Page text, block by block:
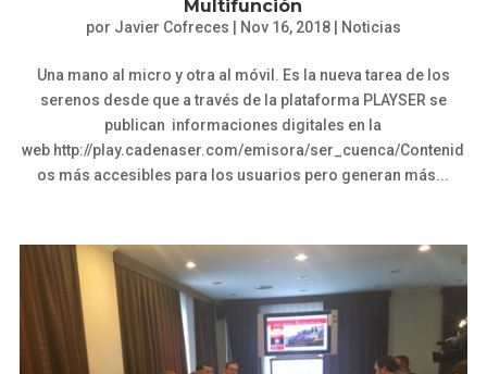
Multifunción
por Javier Cofreces Nov 16, 2018| Noticias
Una mano al micro y otra al móvil. Es la nueva tarea de los
serenos desde que a través de la plataforma PLAYSER se
publican informaciones digitales en la
web http://play.cadenaser.com/emisora/ser_cuenca/Contenid
os más accesibles para los usuarios pero generan más...